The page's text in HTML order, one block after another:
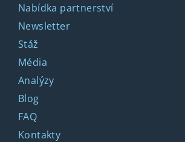
Nabídka partnerství
Newsletter
Stáž
Média
Analýzy
Blog
FAQ
Kontakty